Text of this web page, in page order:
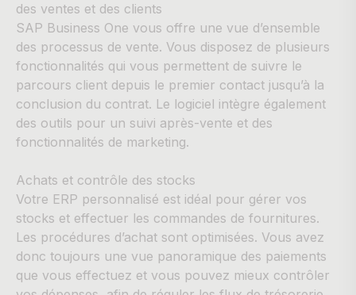
des ventes et des clients
SAP Business One vous offre une vue d’ensemble
des processus de vente. Vous disposez de plusieurs
fonctionnalités qui vous permettent de suivre le
parcours client depuis le premier contact jusqu’à la
conclusion du contrat. Le logiciel intègre également
des outils pour un suivi après-vente et des
fonctionnalités de marketing.
Achats et contrôle des stocks
Votre ERP personnalisé est idéal pour gérer vos
stocks et effectuer les commandes de fournitures.
Les procédures d’achat sont optimisées. Vous avez
donc toujours une vue panoramique des paiements
que vous effectuez et vous pouvez mieux contrôler